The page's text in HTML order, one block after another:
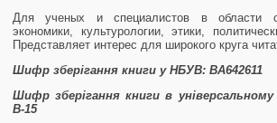
Для ученых и специалистов в области
экономики, культурологии, этики,
Представляет интерес для широкого круга
Шифр зберігання книги у НБУВ: ВА642611
Шифр зберігання книги в
В-15